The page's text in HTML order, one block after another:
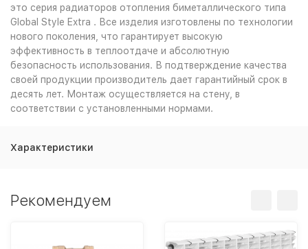
это серия радиаторов отопления биметаллического типа
Global Style Extra . Все изделия изготовлены по технологии
нового поколения, что гарантирует высокую
эффективность в теплоотдаче и абсолютную
безопасность использования. В подтверждение качества
своей продукции производитель дает гарантийный срок в
десять лет. Монтаж осуществляется на стену, в
соответствии с установленными нормами.
Характеристики
Рекомендуем